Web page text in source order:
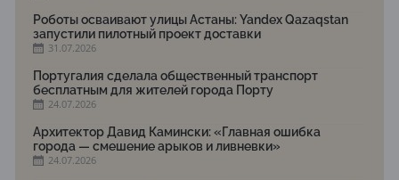
Роботы осваивают улицы Астаны: Yandex Qazaqstan
запустили пилотный проект доставки
31.07.2026
Португалия сделала общественный транспорт
бесплатным для жителей города Порту
24.07.2026
Архитектор Давид Камински: «Главная ошибка
города — смешение арыков и ливневки»
24.07.2026